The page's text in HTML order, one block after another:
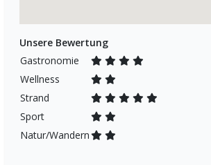
Unsere Bewertung
Gastronomie
Wellness
Strand
Sport
Natur/Wandern